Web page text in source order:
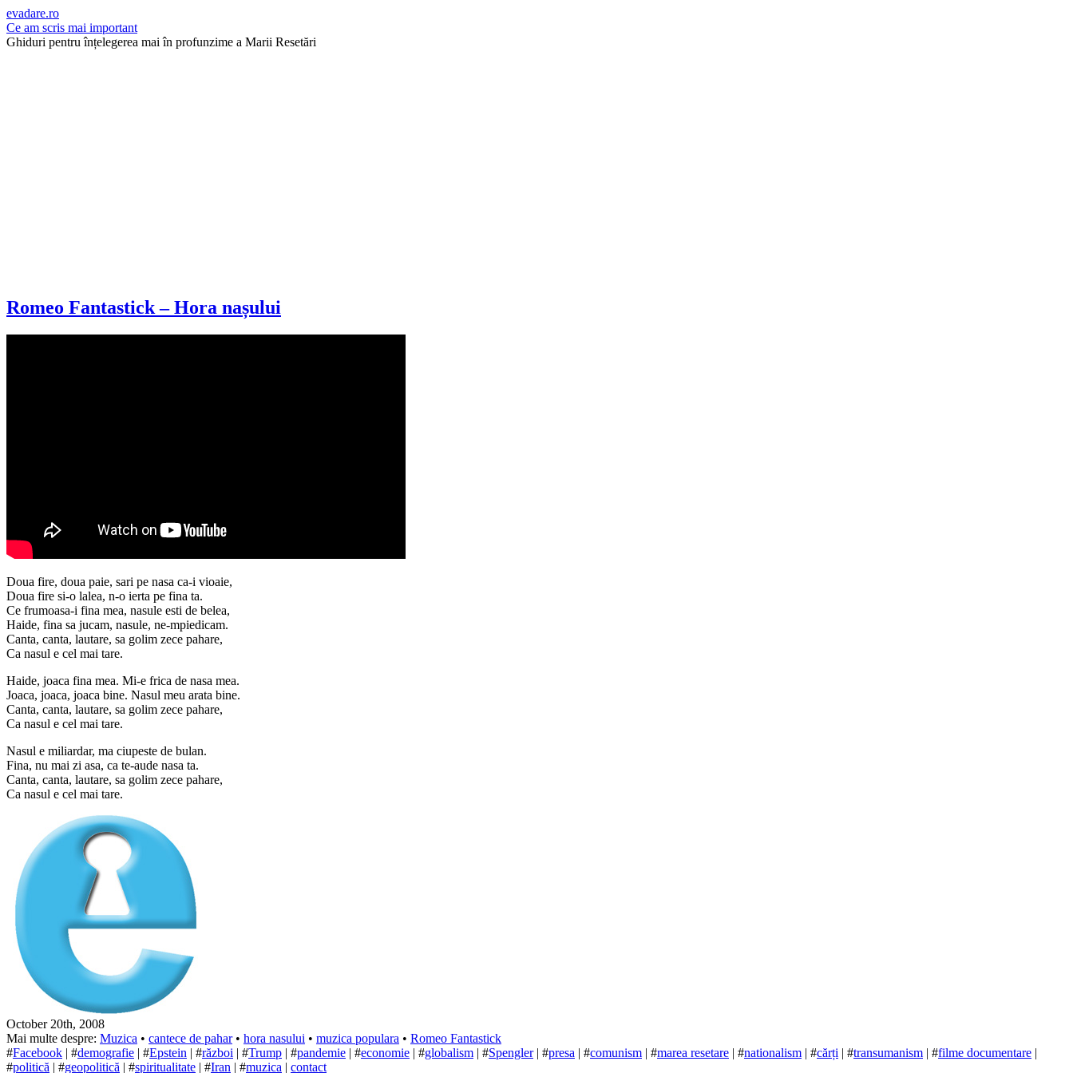
evadare.ro
Ce am scris mai important
Ghiduri pentru înțelegerea mai în profunzime a Marii Resetări
Romeo Fantastick – Hora nașului
Doua fire, doua paie, sari pe nasa ca-i vioaie,
Doua fire si-o lalea, n-o ierta pe fina ta.
Ce frumoasa-i fina mea, nasule esti de belea,
Haide, fina sa jucam, nasule, ne-mpiedicam.
Canta, canta, lautare, sa golim zece pahare,
Ca nasul e cel mai tare.
Haide, joaca fina mea. Mi-e frica de nasa mea.
Joaca, joaca, joaca bine. Nasul meu arata bine.
Canta, canta, lautare, sa golim zece pahare,
Ca nasul e cel mai tare.
Nasul e miliardar, ma ciupeste de bulan.
Fina, nu mai zi asa, ca te-aude nasa ta.
Canta, canta, lautare, sa golim zece pahare,
Ca nasul e cel mai tare.
October 20th, 2008
Mai multe despre: Muzica • cantece de pahar• hora nasului • muzica populara • Romeo Fantastick
#Facebook | #demografie | #Epstein | #război | #Trump | #pandemie | #economie | #globalism | #Spengler| #presa | #comunism | #marea resetare | #nationalism | #cărți | #transumanism | #filme documentare |
#politică | #geopolitică | #spiritualitate | #Iran | #muzica | contact